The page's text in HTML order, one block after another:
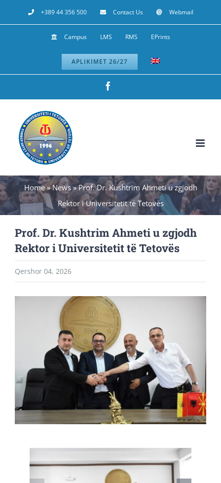
to
+389 44 356 500 Contact Us Webmail
Campus LMS RMS EPrints
APLIKIMET 26/27
Home»News»Prof. Dr. Kushtrim Ahmeti u zgjodh
Rektor i Universitetit të Tetovës
Prof. Dr. Kushtrim Ahmeti u zgjodh
Rektor i Universitetit të Tetovës
Qershor 04, 2026